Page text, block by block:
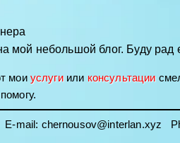
мой небольшой блог. Буду рад
мои услугиили консультации
mail: chernousov@interlan.xyz